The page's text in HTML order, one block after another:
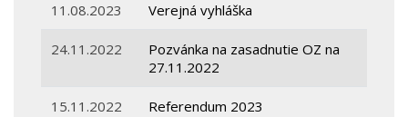
11.08.2023 Verejná vyhláška
24.11.2022
Pozvánka na zasadnutie OZ na
27.11.2022
15.11.2022 Referendum 2023